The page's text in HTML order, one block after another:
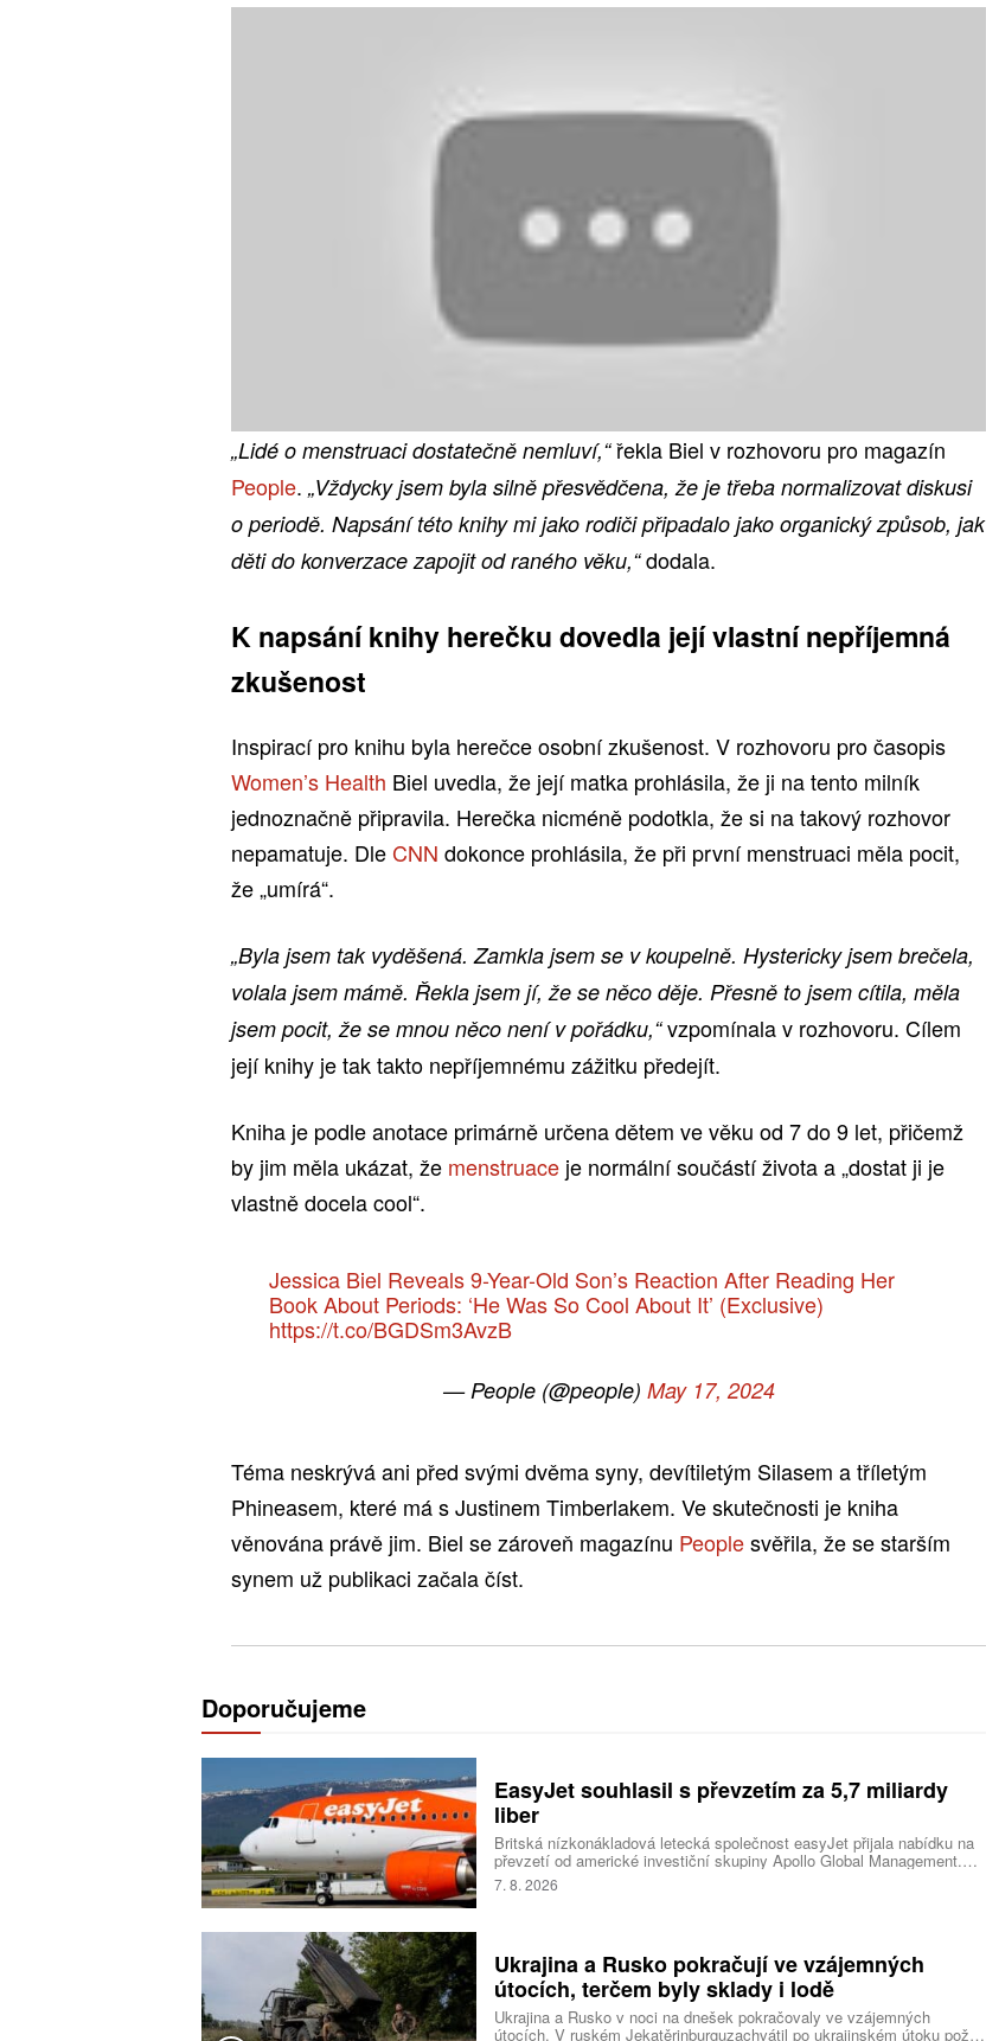
„Lidé o menstruaci dostatečně nemluví,“řekla Biel v rozhovoru pro magazín
People. „Vždycky jsem byla silně přesvědčena, že je třeba normalizovat diskusi
o periodě. Napsání této knihy mi jako rodiči připadalo jako organický způsob, jak
děti do konverzace zapojit od raného věku,“dodala.
K napsání knihy herečku dovedla její vlastní nepříjemná
zkušenost
Inspirací pro knihu byla herečce osobní zkušenost. V rozhovoru pro časopis
Women’s Health Biel uvedla, že její matka prohlásila, že ji na tento milník
jednoznačně připravila. Herečka nicméně podotkla, že si na takový rozhovor
nepamatuje. Dle CNN dokonce prohlásila, že při první menstruaci měla pocit,
že „umírá“.
„Byla jsem tak vyděšená. Zamkla jsem se v koupelně. Hystericky jsem brečela,
volala jsem mámě. Řekla jsem jí, že se něco děje. Přesně to jsem cítila, měla
jsem pocit, že se mnou něco není v pořádku,“vzpomínala v rozhovoru. Cílem
její knihy je tak takto nepříjemnému zážitku předejít.
Kniha je podle anotace primárně určena dětem ve věku od 7 do 9 let, přičemž
by jim měla ukázat, že menstruace je normální součástí života a „dostat ji je
vlastně docela cool“.
Jessica Biel Reveals 9-Year-Old Son’s Reaction After Reading Her
Book About Periods: ‘He Was So Cool About It’ (Exclusive)
https://t.co/BGDSm3AvzB
— People (@people) May 17, 2024
Téma neskrývá ani před svými dvěma syny, devítiletým Silasem a tříletým
Phineasem, které má s Justinem Timberlakem. Ve skutečnosti je kniha
věnována právě jim. Biel se zároveň magazínu Peoplesvěřila, že se starším
synem už publikaci začala číst.
Doporučujeme
EasyJet souhlasil s převzetím za 5,7 miliardy
liber
Britská nízkonákladová letecká společnost easyJet přijala nabídku na
převzetí od americké investiční skupiny Apollo Global Management.
Transakce oceňuje aerolinku na 5,7 miliardy liber, tedy přibližně 162
miliard korun.
7. 8. 2026
Ukrajina a Rusko pokračují ve vzájemných
útocích, terčem byly sklady i lodě
Ukrajina a Rusko v noci na dnešek pokračovaly ve vzájemných
útocích. V ruském Jekatěrinburguzachvátil po ukrajinském útoku požár